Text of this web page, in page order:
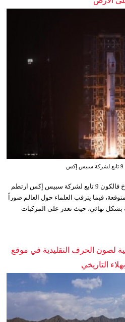
يُعتقد أن جزءاً ضخماً تائهاً من صاروخ فالكون 9 تابع لشركة سبيس إكس ارتطم
فيما يترقب العلماء حول العالم صوراً
نهائي، حيث تعذر على المركبات
لصون الحرف التقليدية في موقع
التاريخي